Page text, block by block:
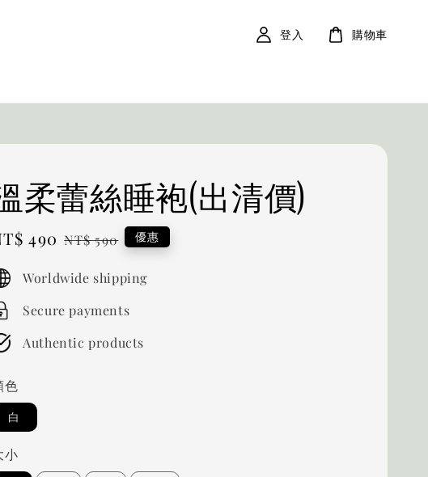
登入 購物車
柔蕾絲睡袍(出清價)
490 Regular
NT$ 590 優惠
Worldwide shipping
Secure payments
Authentic products
色
白
小